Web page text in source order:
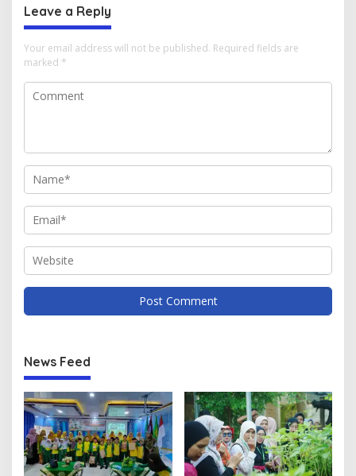
Leave a Reply
Your email address will not be published. Required fields are
marked *
News Feed